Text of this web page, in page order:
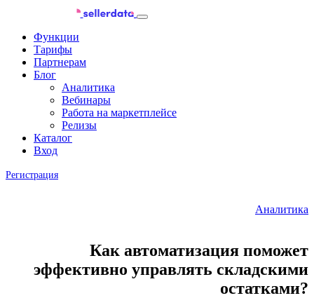
Функции
Тарифы
Партнерам
Блог
Аналитика
Вебинары
Работа на маркетплейсе
Релизы
Каталог
Вход
Регистрация
Аналитика
Как автоматизация поможет
эффективно управлять складскими
остатками?